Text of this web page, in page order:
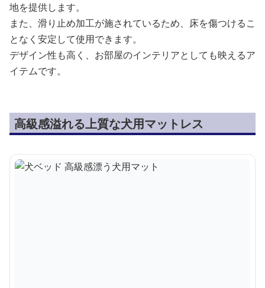
地を提供します。
また、滑り止め加工が施されているため、床を傷つけるこ
となく安定して使用できます。
デザイン性も高く、お部屋のインテリアとしても映えるア
イテムです。
高級感溢れる上質な犬用マットレス